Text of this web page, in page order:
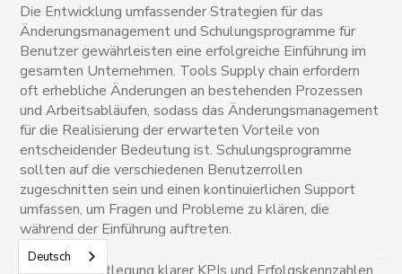
Die Entwicklung umfassender Strategien für das
Änderungsmanagement und Schulungsprogramme für
Benutzer gewährleisten eine erfolgreiche Einführung im
gesamten Unternehmen. Tools Supply chain erfordern
oft erhebliche Änderungen an bestehenden Prozessen
und Arbeitsabläufen, sodass das Änderungsmanagement
für die Realisierung der erwarteten Vorteile von
entscheidender Bedeutung ist. Schulungsprogramme
sollten auf die verschiedenen Benutzerrollen
zugeschnitten sein und einen kontinuierlichen Support
umfassen, um Fragen und Probleme zu klären, die
während der Einführung auftreten.
Deutsch